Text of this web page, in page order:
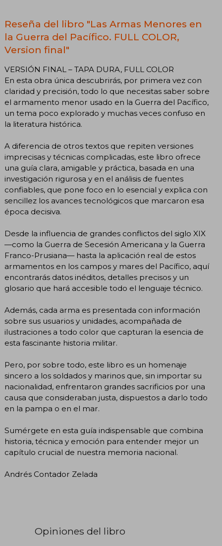
Reseña del libro "Las Armas Menores en
la Guerra del Pacífico. FULL COLOR,
Version final"
VERSIÓN FINAL – TAPA DURA, FULL COLOR
En esta obra única descubrirás, por primera vez con
claridad y precisión, todo lo que necesitas saber sobre
el armamento menor usado en la Guerra del Pacífico,
un tema poco explorado y muchas veces confuso en
la literatura histórica.
A diferencia de otros textos que repiten versiones
imprecisas y técnicas complicadas, este libro ofrece
una guía clara, amigable y práctica, basada en una
investigación rigurosa y en el análisis de fuentes
confiables, que pone foco en lo esencial y explica con
sencillez los avances tecnológicos que marcaron esa
época decisiva.
Desde la influencia de grandes conflictos del siglo XIX
—como la Guerra de Secesión Americana y la Guerra
Franco-Prusiana— hasta la aplicación real de estos
armamentos en los campos y mares del Pacífico, aquí
encontrarás datos inéditos, detalles precisos y un
glosario que hará accesible todo el lenguaje técnico.
Además, cada arma es presentada con información
sobre sus usuarios y unidades, acompañada de
ilustraciones a todo color que capturan la esencia de
esta fascinante historia militar.
Pero, por sobre todo, este libro es un homenaje
sincero a los soldados y marinos que, sin importar su
nacionalidad, enfrentaron grandes sacrificios por una
causa que consideraban justa, dispuestos a darlo todo
en la pampa o en el mar.
Sumérgete en esta guía indispensable que combina
historia, técnica y emoción para entender mejor un
capítulo crucial de nuestra memoria nacional.
Andrés Contador Zelada
Opiniones del libro